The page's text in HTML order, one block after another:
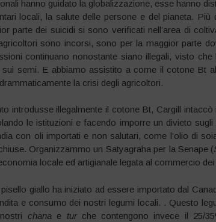
hanno guidato la globalizzazione, esse hanno
locali, la salute delle persone e del pianeta. Più
parte dei suicidi si sono verificati nell’area di
sono incorsi, sono per la maggior parte
continuano nonostante siano illegali, visto che
semi. E abbiamo assistito a come il cotone Bt
la crisi degli agricoltori.
introdusse illegalmente il cotone Bt, Cargill
le istituzioni e facendo imporre un divieto sugli
con oli importati e non salutari, come l’olio di
Organizzammo un Satyagraha per la Senape (
locale ed artigianale legata al commercio
giallo ha iniziato ad essere importato dal
e consumo dei nostri legumi locali. . Questo
chanae turche contengono invece il 25/